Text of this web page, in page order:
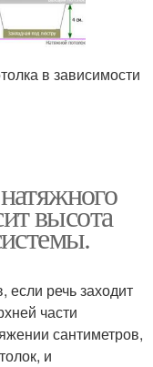
в зависимости
высота
если речь заходит
части
сантиметров,
и